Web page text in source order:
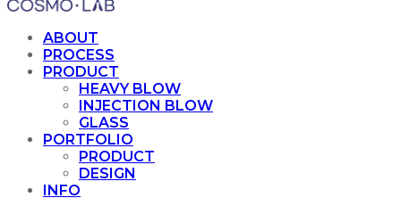
ABOUT
PROCESS
PRODUCT
HEAVY BLOW
INJECTION BLOW
GLASS
PORTFOLIO
PRODUCT
DESIGN
INFO